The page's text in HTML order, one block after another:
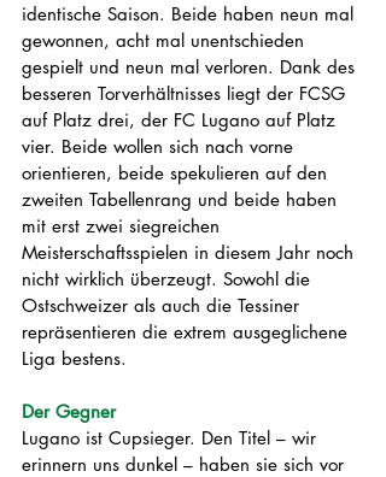
identische Saison. Beide haben neun mal
gewonnen, acht mal unentschieden
gespielt und neun mal verloren. Dank des
besseren Torverhältnisses liegt der FCSG
auf Platz drei, der FC Lugano auf Platz
vier. Beide wollen sich nach vorne
orientieren, beide spekulieren auf den
zweiten Tabellenrang und beide haben
mit erst zwei siegreichen
Meisterschaftsspielen in diesem Jahr noch
nicht wirklich überzeugt. Sowohl die
Ostschweizer als auch die Tessiner
repräsentieren die extrem ausgeglichene
Liga bestens.
Der Gegner
Lugano ist Cupsieger. Den Titel – wir
erinnern uns dunkel – haben sie sich vor